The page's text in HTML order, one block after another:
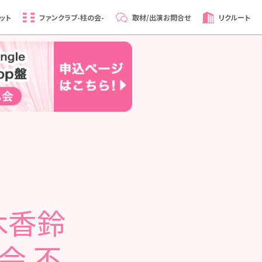
ト ファンクラブ-柱の会- 取材/出演お問合せ リクルート
香鈴